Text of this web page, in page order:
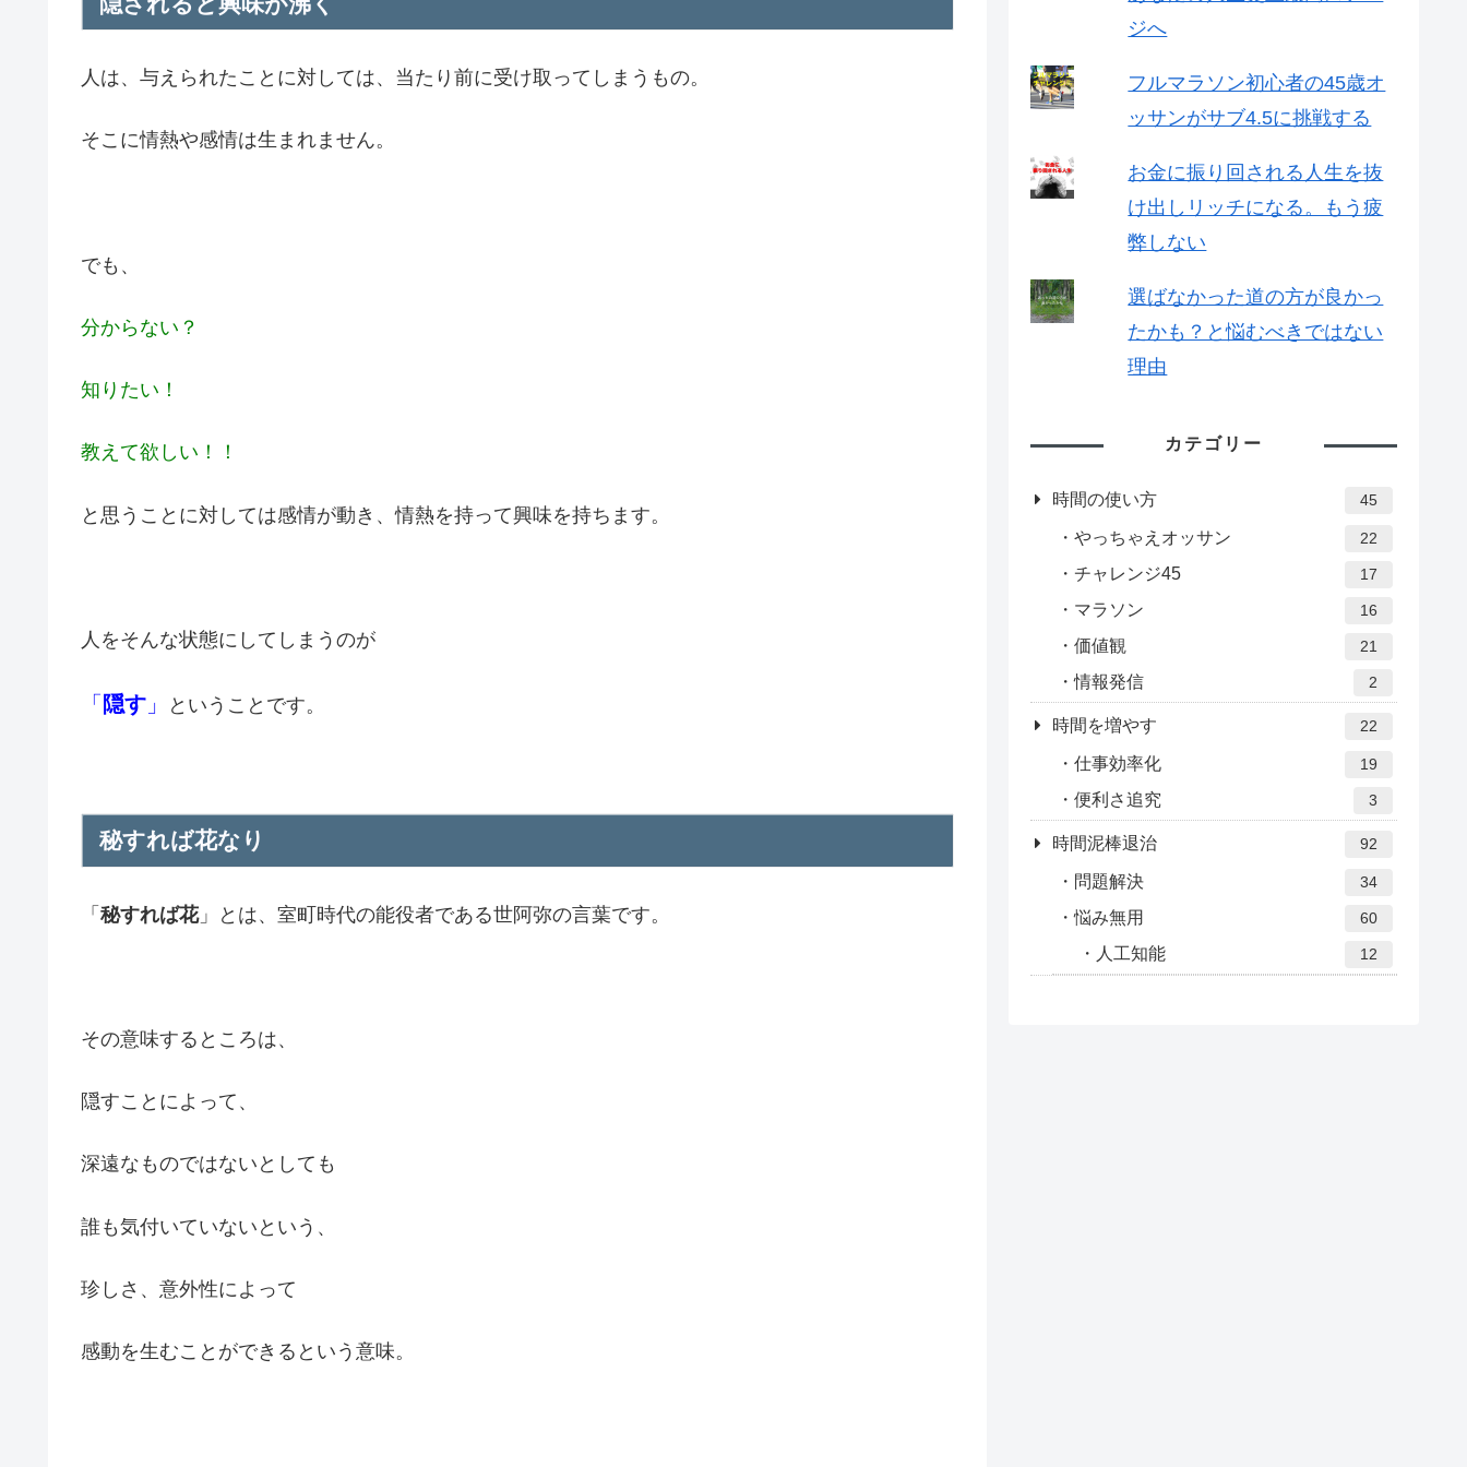
人は、与えられたことに対しては、当たり前に受け取ってしまうもの。
そこに情熱や感情は生まれません。
でも、
分からない？
知りたい！
教えて欲しい！！
と思うことに対しては感情が動き、情熱を持って興味を持ちます。
人をそんな状態にしてしまうのが
「 隠す 」 ということです。
秘すれば花なり
「 秘すれば花」とは、室町時代の能役者である世阿弥の言葉です。
その意味するところは、
隠すことによって、
深遠なものではないとしても
誰も気付いていないという、
珍しさ、意外性によって
感動を生むことができるという意味。
ジへ
フルマラソン初心者の45歳オ
ッサンがサブ4.5に挑戦する
お金に振り回される人生を抜
け出しリッチになる。もう疲
弊しない
選ばなかった道の方が良かっ
たかも？と悩むべきではない
理由
カテゴリー
時間の使い方 45
やっちゃえオッサン 22
チャレンジ45 17
マラソン 16
価値観 21
情報発信 2
時間を増やす 22
仕事効率化 19
便利さ追究 3
時間泥棒退治 92
問題解決 34
悩み無用 60
人工知能 12